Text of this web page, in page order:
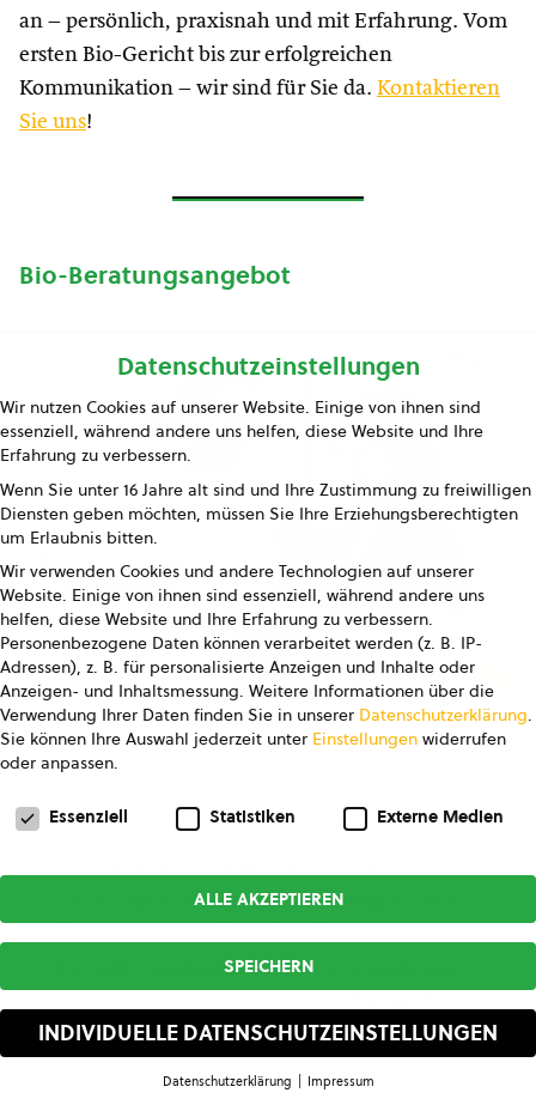
an – persönlich, praxisnah und mit Erfahrung. Vom
ersten Bio-Gericht bis zur erfolgreichen
Kommunikation – wir sind für Sie da. Kontaktieren
Sie uns!
Bio-Beratungsangebot
© Studio Ungefiltert
Bio-Info – Das Do-it-yourself-Paket
Grundlagen der Bio-Zertifizierung. Unsere
Basisinformationen bereit, die Umsetzung
Betrieb.
Datenschutzeinstellungen
Wir nutzen Cookies auf unserer Website. Einige von ihnen sind
essenziell, während andere uns helfen, diese Website und Ihre
Erfahrung zu verbessern.
Wenn Sie unter 16 Jahre alt sind und Ihre Zustimmung zu freiwilligen
Diensten geben möchten, müssen Sie Ihre Erziehungsberechtigten
um Erlaubnis bitten.
Wir verwenden Cookies und andere Technologien auf unserer
Website. Einige von ihnen sind essenziell, während andere uns
helfen, diese Website und Ihre Erfahrung zu verbessern.
Personenbezogene Daten können verarbeitet werden (z. B. IP-
Adressen), z. B. für personalisierte Anzeigen und Inhalte oder
Anzeigen- und Inhaltsmessung. Weitere Informationen über die
Verwendung Ihrer Daten finden Sie in unserer Datenschutzerklärung.
Sie können Ihre Auswahl jederzeit unter Einstellungen widerrufen
oder anpassen.
Datenschutzeinstellungen
Essenziell Statistiken Externe Medien
ALLE AKZEPTIEREN
SPEICHERN
INDIVIDUELLE DATENSCHUTZEINSTELLUNGEN
Datenschutzerklärung Impressum